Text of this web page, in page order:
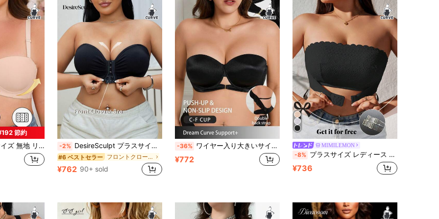
節約
リストデザイン、調整可能なストラップ、ハーフカバー フレンチロマンチックスタイル -2% DesireSculpt プラスサイズ女性用 カジュアル シームレス トランスペアレント ストラップブラ
#6 ベストセラー フロントクローズ プラスサイズブラジャー
¥762 90+ sold
-36% ワイヤー入り大きいサイズブラ、ビスチェトップ
¥772
MIMILEMON
-8% プラスサイズ レディース ブラック レース ストラップレス バンドゥ ワイヤレスブラ - 取り外し可能なストラップ、通気性と快適なリフト
¥736